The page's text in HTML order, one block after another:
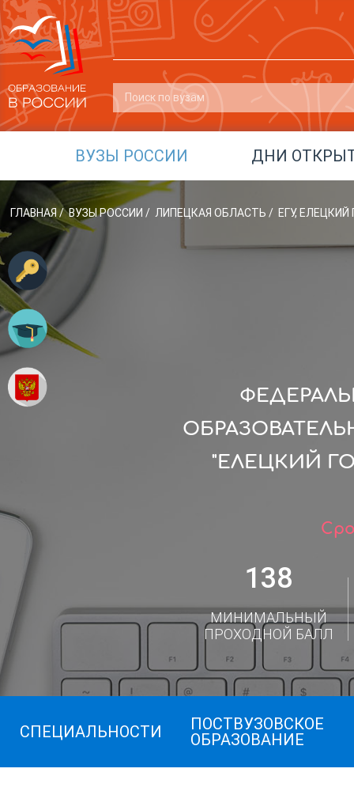
ВУЗЫ РОССИИ ДНИ
ГЛАВНАЯ / ВУЗЫ РОССИИ / ЛИПЕЦКАЯ ОБЛАСТЬ / ЕГУ,
"ЕЛЕЦКИЙ
138
МИНИМАЛЬНЫЙ
ПРОХОДНОЙ БАЛЛ
СПЕЦИАЛЬНОСТИ
ПОСТВУЗОВСКОЕ
ОБРАЗОВАНИЕ